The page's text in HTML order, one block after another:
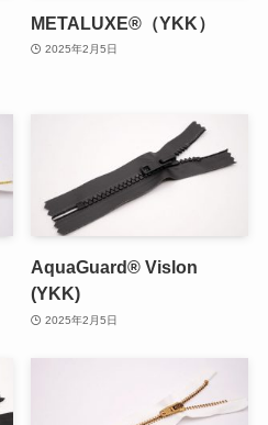
METALUXE®（YKK）
2025年2月5日
AquaGuard® Vislon
(YKK)
2025年2月5日